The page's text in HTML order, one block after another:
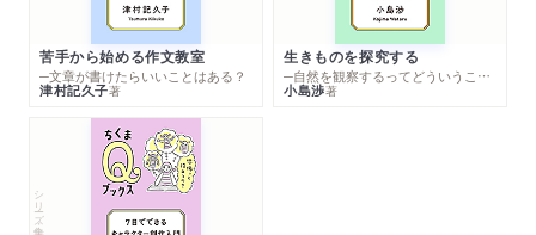
苦手から始める作文教室
─文章が書けたらいいことはある？
津村記久子著
生きものを探究する
─自然を観察するってどういうこと？
小島渉著
シリーズ・全集